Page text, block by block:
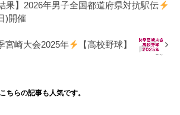
果】2026年男子全国都道府県対抗駅伝
)開催
宮崎大会2025年 【高校野球】
こちらの記事も人気です。